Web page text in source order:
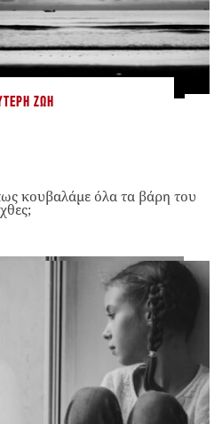
ΖΩΉ
κουβαλάμε όλα τα βάρη του
χθες;